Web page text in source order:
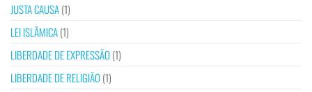
JUSTA CAUSA(1)
LEI ISLÂMICA(1)
LIBERDADE DE EXPRESSÃO (1)
LIBERDADE DE RELIGIÃO (1)